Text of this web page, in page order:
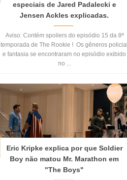
especiais de Jared Padalecki e
Jensen Ackles explicadas.
Aviso: Contém spoilers do episódio 15 da 8ª
temporada de The Rookie ! Os gêneros policial
e fantasia se encontraram no episódio exibido
no ...
Eric Kripke explica por que Soldier
Boy não matou Mr. Marathon em
"The Boys"